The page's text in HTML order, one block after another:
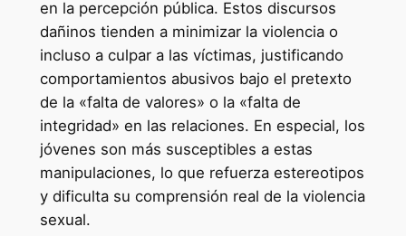
en la percepción pública. Estos discursos
dañinos tienden a minimizar la violencia o
incluso a culpar a las víctimas, justificando
comportamientos abusivos bajo el pretexto
de la «falta de valores» o la «falta de
integridad» en las relaciones. En especial, los
jóvenes son más susceptibles a estas
manipulaciones, lo que refuerza estereotipos
y dificulta su comprensión real de la violencia
sexual.